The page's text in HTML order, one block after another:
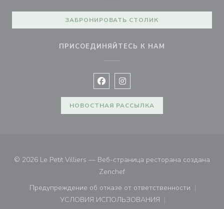
ЗАБРОНИРОВАТЬ СТОЛИК
ПРИСОЕДИНЯЙТЕСЬ К НАМ
Facebook ((открывается в новом
Instagram ((открывается в
НОВОСТНАЯ РАССЫЛКА
© 2026 Le Petit Villiers — Веб-страница ресторана создана
Zenchef((открывается в новом окне))
Предупреждение об отказе от ответственности
((открывается в новом окне))
УСЛОВИЯ ИСПОЛЬЗОВАНИЯ
((открывается в новом окне))